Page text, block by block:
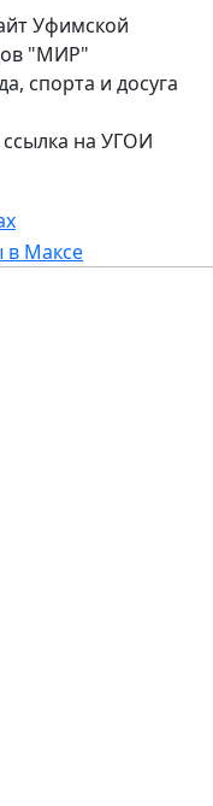
Уфимской
"МИР"
спорта и досуга
на УГОИ